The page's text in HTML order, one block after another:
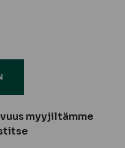
myyjiltämme